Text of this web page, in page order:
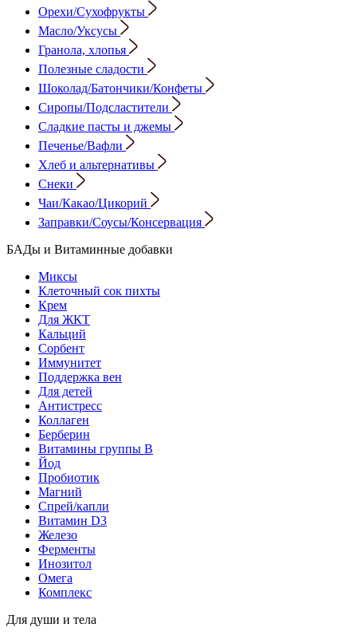
Орехи/Сухофрукты
Масло/Уксусы
Гранола, хлопья
Полезные сладости
Шоколад/Батончики/Конфеты
Сиропы/Подсластители
Сладкие пасты и джемы
Печенье/Вафли
Хлеб и альтернативы
Снеки
Чаи/Какао/Цикорий
Заправки/Соусы/Консервация
БАДы и Витаминные добавки
Миксы
Клеточный сок пихты
Крем
Для ЖКТ
Кальций
Сорбент
Иммунитет
Поддержка вен
Для детей
Антистресс
Коллаген
Берберин
Витамины группы B
Йод
Пробиотик
Магний
Спрей/капли
Витамин D3
Железо
Ферменты
Инозитол
Омега
Комплекс
Для души и тела